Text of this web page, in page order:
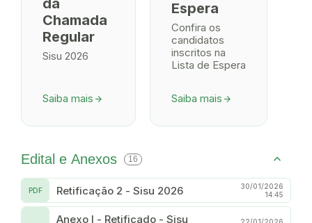
Chamada
Regular
Sisu 2026
Saiba mais arrow_forward
Espera
Confira os
candidatos
inscritos na
Lista de Espera
Saiba mais arrow_forward
Edital e Anexos 16
Retificação 2 - Sisu 2026
PDF
30/01/2026
14:45
Anexo I - Retificado - Sisu